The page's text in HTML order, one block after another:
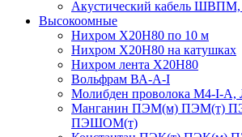
Акустический кабель
Высокоомные
Нихром Х20Н80 по 10 м
Нихром Х20Н80 на катушках
Нихром лента Х20Н80
Вольфрам ВА-А-I
Молибден проволока М4-I-А,
Манганин ПЭМ(м) ПЭМ(т)
ПЭШОМ(т)